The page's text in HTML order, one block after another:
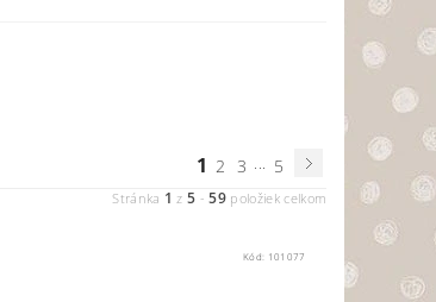
1 2 3 ... 5
Stránka 1 z5 -59 položiek celkom
Kód: 101077